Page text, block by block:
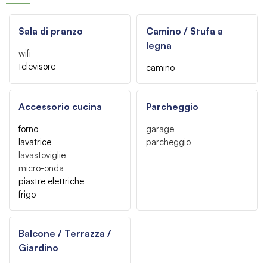
Sala di pranzo
wifi
televisore
Camino / Stufa a
legna
camino
Accessorio cucina
forno
lavatrice
lavastoviglie
micro-onda
piastre elettriche
frigo
Parcheggio
garage
parcheggio
Balcone / Terrazza /
Giardino